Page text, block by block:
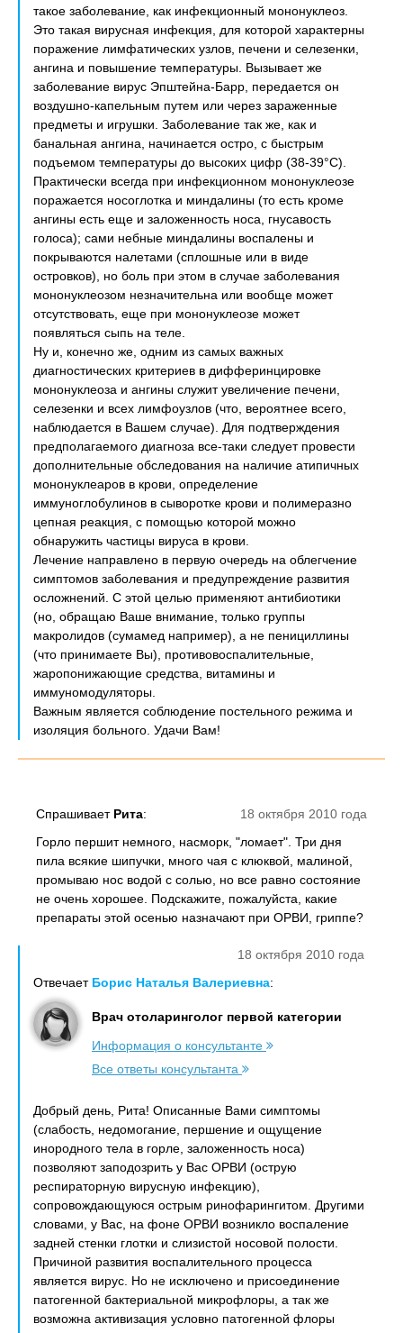
такое заболевание, как инфекционный мононуклеоз.
Это такая вирусная инфекция, для которой характерны
поражение лимфатических узлов, печени и селезенки,
ангина и повышение температуры. Вызывает же
заболевание вирус Эпштейна-Барр, передается он
воздушно-капельным путем или через зараженные
предметы и игрушки. Заболевание так же, как и
банальная ангина, начинается остро, с быстрым
подъемом температуры до высоких цифр (38-39°С).
Практически всегда при инфекционном мононуклеозе
поражается носоглотка и миндалины (то есть кроме
ангины есть еще и заложенность носа, гнусавость
голоса); сами небные миндалины воспалены и
покрываются налетами (сплошные или в виде
островков), но боль при этом в случае заболевания
мононуклеозом незначительна или вообще может
отсутствовать, еще при мононуклеозе может
появляться сыпь на теле.
Ну и, конечно же, одним из самых важных
диагностических критериев в дифферинцировке
мононуклеоза и ангины служит увеличение печени,
селезенки и всех лимфоузлов (что, вероятнее всего,
наблюдается в Вашем случае). Для подтверждения
предполагаемого диагноза все-таки следует провести
дополнительные обследования на наличие атипичных
мононуклеаров в крови, определение
иммуноглобулинов в сыворотке крови и полимеразно
цепная реакция, с помощью которой можно
обнаружить частицы вируса в крови.
Лечение направлено в первую очередь на облегчение
симптомов заболевания и предупреждение развития
осложнений. С этой целью применяют антибиотики
(но, обращаю Ваше внимание, только группы
макролидов (сумамед например), а не пенициллины
(что принимаете Вы), противовоспалительные,
жаропонижающие средства, витамины и
иммуномодуляторы.
Важным является соблюдение постельного режима и
изоляция больного. Удачи Вам!
18 октября 2010 года
Спрашивает Рита:
Горло першит немного, насморк, "ломает". Три дня
пила всякие шипучки, много чая с клюквой, малиной,
промываю нос водой с солью, но все равно состояние
не очень хорошее. Подскажите, пожалуйста, какие
препараты этой осенью назначают при ОРВИ, гриппе?
18 октября 2010 года
Отвечает Борис Наталья Валериевна:
Врач отоларинголог первой категории
Информация о консультанте
Все ответы консультанта
Добрый день, Рита! Описанные Вами симптомы
(слабость, недомогание, першение и ощущение
инородного тела в горле, заложенность носа)
позволяют заподозрить у Вас ОРВИ (острую
респираторную вирусную инфекцию),
сопровождающуюся острым ринофарингитом. Другими
словами, у Вас, на фоне ОРВИ возникло воспаление
задней стенки глотки и слизистой носовой полости.
Причиной развития воспалительного процесса
является вирус. Но не исключено и присоединение
патогенной бактериальной микрофлоры, а так же
возможна активизация условно патогенной флоры